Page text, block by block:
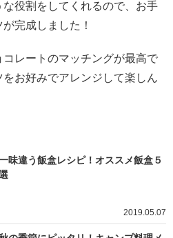
役割をしてくれるので、お手
完成しました！
レートのマッチングが最高で
お好みでアレンジして楽しん
味違う飯盒レシピ！オススメ飯盒５
2019.05.07